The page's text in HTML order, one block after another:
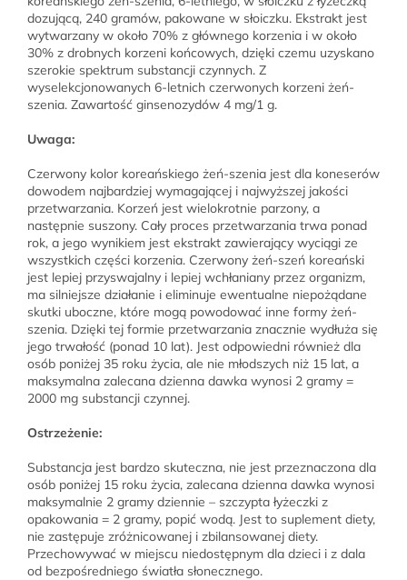
dozującą, 240 gramów, pakowane w słoiczku. Ekstrakt jest
wytwarzany w około 70% z głównego korzenia i w około
30% z drobnych korzeni końcowych, dzięki czemu uzyskano
szerokie spektrum substancji czynnych. Z
wyselekcjonowanych 6-letnich czerwonych korzeni żeń-
szenia. Zawartość ginsenozydów 4 mg/1 g.
Uwaga:
Czerwony kolor koreańskiego żeń-szenia jest dla koneserów
dowodem najbardziej wymagającej i najwyższej jakości
przetwarzania. Korzeń jest wielokrotnie parzony, a
następnie suszony. Cały proces przetwarzania trwa ponad
rok, a jego wynikiem jest ekstrakt zawierający wyciągi ze
wszystkich części korzenia. Czerwony żeń-szeń koreański
jest lepiej przyswajalny i lepiej wchłaniany przez organizm,
ma silniejsze działanie i eliminuje ewentualne niepożądane
skutki uboczne, które mogą powodować inne formy żeń-
szenia. Dzięki tej formie przetwarzania znacznie wydłuża się
jego trwałość (ponad 10 lat). Jest odpowiedni również dla
osób poniżej 35 roku życia, ale nie młodszych niż 15 lat, a
maksymalna zalecana dzienna dawka wynosi 2 gramy =
2000 mg substancji czynnej.
Ostrzeżenie:
Substancja jest bardzo skuteczna, nie jest przeznaczona dla
osób poniżej 15 roku życia, zalecana dzienna dawka wynosi
maksymalnie 2 gramy dziennie – szczypta łyżeczki z
opakowania = 2 gramy, popić wodą. Jest to suplement diety,
nie zastępuje zróżnicowanej i zbilansowanej diety.
Przechowywać w miejscu niedostępnym dla dzieci i z dala
od bezpośredniego światła słonecznego.